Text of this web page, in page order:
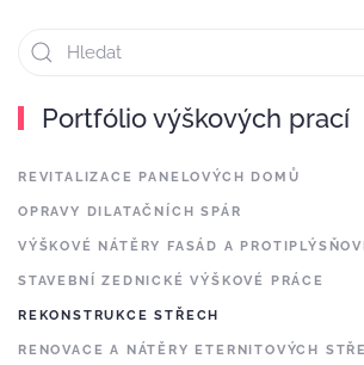
Portfólio výškových prací
REVITALIZACE PANELOVÝCH DOMŮ
OPRAVY DILATAČNÍCH SPÁR
VÝŠKOVÉ NÁTĚRY FASÁD A
STAVEBNÍ ZEDNICKÉ VÝŠKOVÉ PRÁCE
REKONSTRUKCE STŘECH
RENOVACE A NÁTĚRY ETERNITOVÝCH